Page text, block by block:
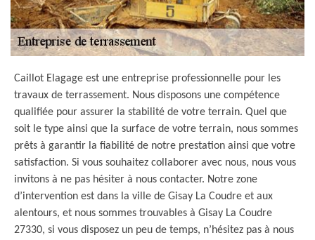
Caillot Elagage est une entreprise professionnelle pour les
travaux de terrassement. Nous disposons une compétence
qualifiée pour assurer la stabilité de votre terrain. Quel que
soit le type ainsi que la surface de votre terrain, nous sommes
prêts à garantir la fiabilité de notre prestation ainsi que votre
satisfaction. Si vous souhaitez collaborer avec nous, nous vous
invitons à ne pas hésiter à nous contacter. Notre zone
d’intervention est dans la ville de Gisay La Coudre et aux
alentours, et nous sommes trouvables à Gisay La Coudre
27330, si vous disposez un peu de temps, n’hésitez pas à nous